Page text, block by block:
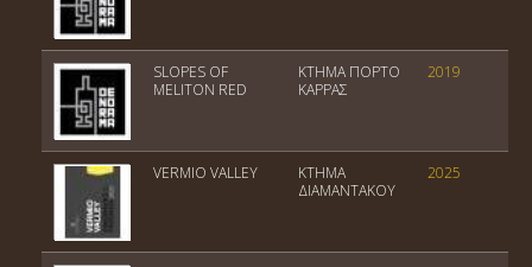
SLOPES OF
MELITON RED
ΚΤΗΜΑ ΠΟΡΤΟ
ΚΑΡΡΑΣ
2019
VERMIO VALLEY
ΚΤΗΜΑ
ΔΙΑΜΑΝΤΑΚΟΥ
2025